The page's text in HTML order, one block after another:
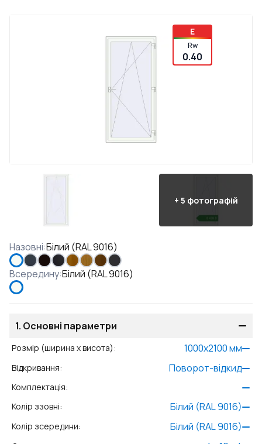
E
Rw
0.40
+ 5 фотографій
Назовні:Білий (RAL 9016)
Всередину:Білий (RAL 9016)
1. Основні параметри
Розмір (ширина x висота): 1000x2100мм
Відкривання: Поворот-відкид
Комплектація:
Колір ззовні: Білий (RAL 9016)
Колір зсередини: Білий (RAL 9016)